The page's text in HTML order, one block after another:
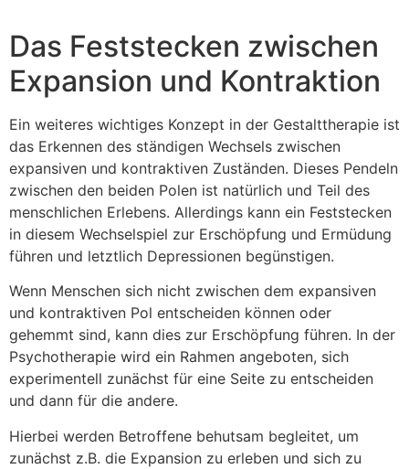
Das Feststecken zwischen
Expansion und Kontraktion
Ein weiteres wichtiges Konzept in der Gestalttherapie ist
das Erkennen des ständigen Wechsels zwischen
expansiven und kontraktiven Zuständen. Dieses Pendeln
zwischen den beiden Polen ist natürlich und Teil des
menschlichen Erlebens. Allerdings kann ein Feststecken
in diesem Wechselspiel zur Erschöpfung und Ermüdung
führen und letztlich Depressionen begünstigen.
Wenn Menschen sich nicht zwischen dem expansiven
und kontraktiven Pol entscheiden können oder
gehemmt sind, kann dies zur Erschöpfung führen. In der
Psychotherapie wird ein Rahmen angeboten, sich
experimentell zunächst für eine Seite zu entscheiden
und dann für die andere.
Hierbei werden Betroffene behutsam begleitet, um
zunächst z.B. die Expansion zu erleben und sich zu